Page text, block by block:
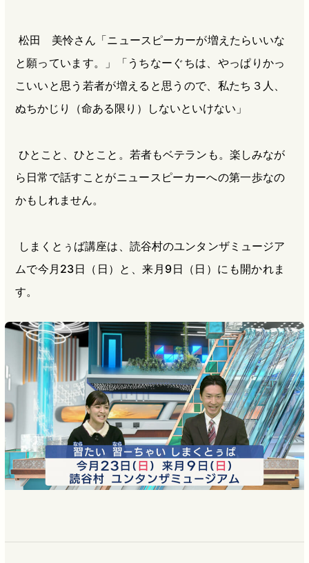
松田 美怜さん「ニュースピーカーが増えたらいいな
と願っています。」「うちなーぐちは、やっぱりかっ
こいいと思う若者が増えると思うので、私たち３人、
ぬちかじり（命ある限り）しないといけない」
ひとこと、ひとこと。若者もベテランも。楽しみなが
ら日常で話すことがニュースピーカーへの第一歩なの
かもしれません。
しまくとぅば講座は、読谷村のユンタンザミュージア
ムで今月23日（日）と、来月9日（日）にも開かれま
す。